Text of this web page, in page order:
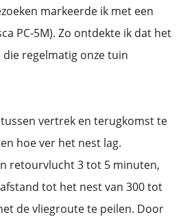
markeerde ik met een
PC-5M). Zo ontdekte ik dat het
regelmatig onze tuin
vertrek en terugkomst te
hoe ver het nest lag.
retourvlucht 3 tot 5 minuten,
tot het nest van 300 tot
de vliegroute te peilen. Door